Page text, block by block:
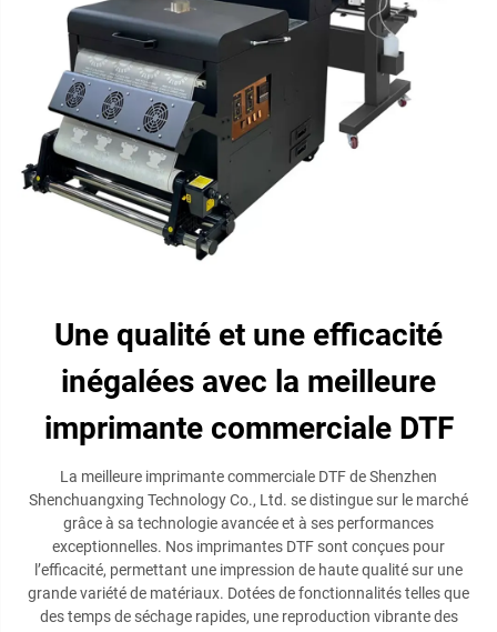
Une qualité et une efficacité
inégalées avec la meilleure
imprimante commerciale DTF
La meilleure imprimante commerciale DTF de Shenzhen
Shenchuangxing Technology Co., Ltd. se distingue sur le marché
grâce à sa technologie avancée et à ses performances
exceptionnelles. Nos imprimantes DTF sont conçues pour
l’efficacité, permettant une impression de haute qualité sur une
grande variété de matériaux. Dotées de fonctionnalités telles que
des temps de séchage rapides, une reproduction vibrante des